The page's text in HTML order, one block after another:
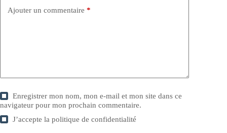
Ajouter un commentaire *
Enregistrer mon nom, mon e-mail et mon site dans ce
navigateur pour mon prochain commentaire.
J’accepte lapolitique de confidentialité